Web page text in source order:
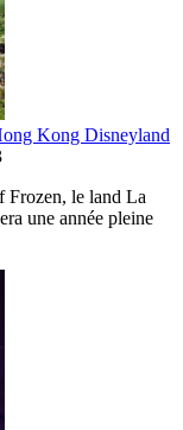
Kong Disneyland
Frozen, le land La
une année pleine